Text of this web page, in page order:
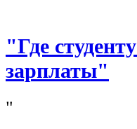
"Где
зарплаты"
"